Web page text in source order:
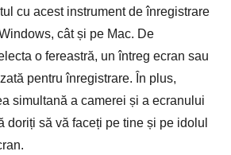
cu acest instrument de înregistrare
cât și pe Mac. De
o fereastră, un întreg ecran sau
pentru înregistrare. În plus,
simultană a camerei și a ecranului
doriți să vă faceți pe tine și pe idolul